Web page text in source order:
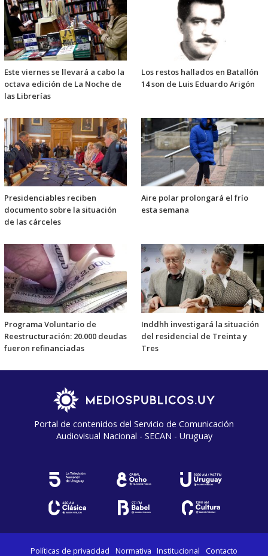
Este viernes se llevará a cabo la
octava edición de La Noche de
las Librerías
Los restos hallados en Batallón
14 son de Luis Eduardo Arigón
Presidenciables reciben
documento sobre la situación
de las cárceles
Aire polar prolongará el frío
esta semana
Programa Voluntario de
Reestructuración: 20.000 deudas
fueron refinanciadas
Inddhh investigará la situación
del residencial de Treinta y
Tres
Portal de contenidos del Servicio de Comunicación
Audiovisual Nacional - SECAN - Uruguay
Políticas de privacidad Normativa Institucional Contacto